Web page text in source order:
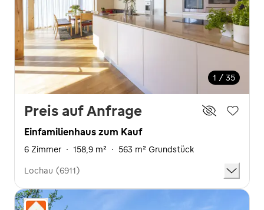
1 / 35
Preis auf Anfrage
Einfamilienhaus zum Kauf
6 Zimmer · 158,9 m² · 563 m² Grundstück
Lochau (6911)